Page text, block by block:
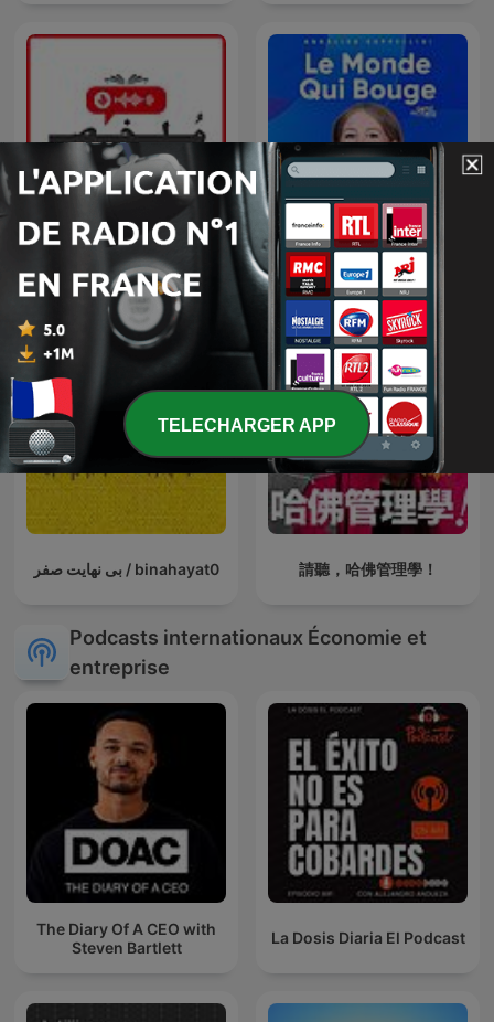
مُلخص كتاب Le monde qui bouge
بی نهایت صفر / binahayat0 請聽，哈佛管理學！
Podcasts internationaux Économie et
entreprise
The Diary Of A CEO with
Steven Bartlett
La Dosis Diaria El Podcast
TELECHARGER APP